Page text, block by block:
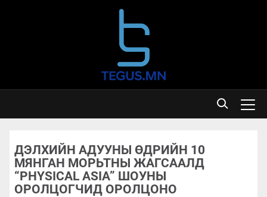
ДЭЛХИЙН АДУУНЫ ӨДРИЙН 10
МЯНГАН МОРЬТНЫ ЖАГСААЛД
“PHYSICAL ASIA” ШОУНЫ
ОРОЛЦОГЧИД ОРОЛЦОНО